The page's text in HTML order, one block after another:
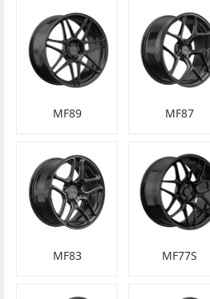
MF89 MF87
MF83 MF77S